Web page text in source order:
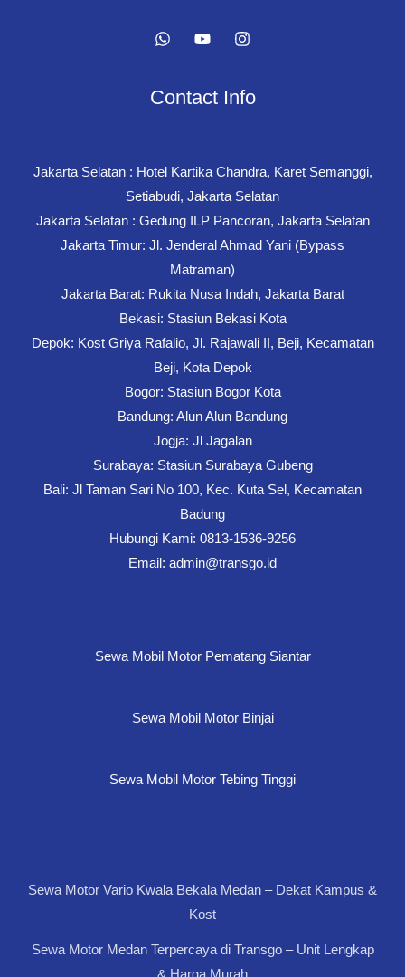
Contact Info
Jakarta Selatan : Hotel Kartika Chandra, Karet Semanggi,
Setiabudi, Jakarta Selatan
Jakarta Selatan : Gedung ILP Pancoran, Jakarta Selatan
Jakarta Timur: Jl. Jenderal Ahmad Yani (Bypass
Matraman)
Jakarta Barat: Rukita Nusa Indah, Jakarta Barat
Bekasi: Stasiun Bekasi Kota
Depok: Kost Griya Rafalio, Jl. Rajawali II, Beji, Kecamatan
Beji, Kota Depok
Bogor: Stasiun Bogor Kota
Bandung: Alun Alun Bandung
Jogja: Jl Jagalan
Surabaya: Stasiun Surabaya Gubeng
Bali: Jl Taman Sari No 100, Kec. Kuta Sel, Kecamatan
Badung
Hubungi Kami: 0813-1536-9256
Email: admin@transgo.id
Sewa Mobil Motor Pematang Siantar
Sewa Mobil Motor Binjai
Sewa Mobil Motor Tebing Tinggi
Sewa Motor Vario Kwala Bekala Medan – Dekat Kampus &
Kost
Sewa Motor Medan Terpercaya di Transgo – Unit Lengkap